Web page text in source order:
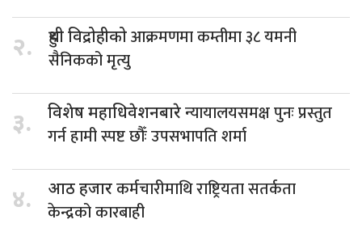
२. हुथी विद्रोहीकोआक्रमणमा कम्तीमा ३८ यमनी
सैनिकको मृत्यु
३. विशेष महाधिवेशनबारेन्यायालयसमक्ष पुनः प्रस्तुत
गर्न हामी स्पष्ट छौँः उपसभापति शर्मा
४. आठ हजारकर्मचारीमाथि राष्ट्रियता सतर्कता
केन्द्रको कारबाही